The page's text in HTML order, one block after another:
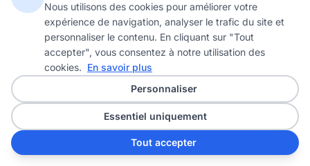
Nous utilisons des cookies pour améliorer votre
expérience de navigation, analyser le trafic du site et
personnaliser le contenu. En cliquant sur "Tout
accepter", vous consentez à notre utilisation des
cookies. En savoir plus
Personnaliser
Essentiel uniquement
Tout accepter